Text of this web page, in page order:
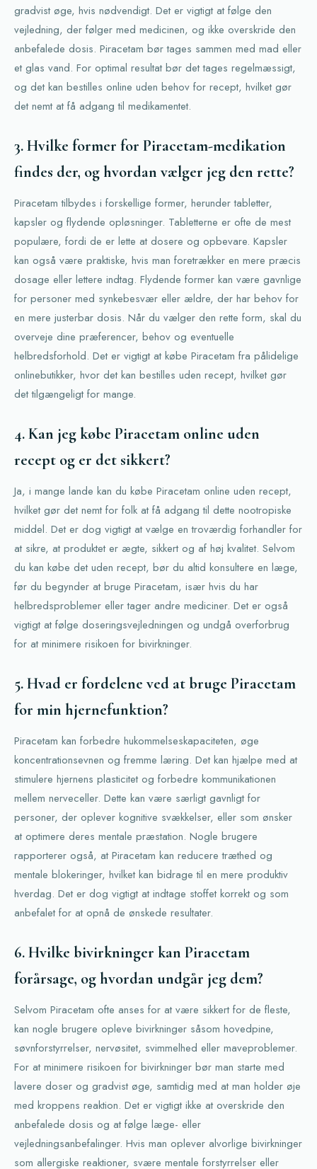
gradvist øge, hvis nødvendigt. Det er vigtigt at følge den
vejledning, der følger med medicinen, og ikke overskride den
anbefalede dosis. Piracetam bør tages sammen med mad eller
et glas vand. For optimal resultat bør det tages regelmæssigt,
og det kan bestilles online uden behov for recept, hvilket gør
det nemt at få adgang til medikamentet.
3. Hvilke former for Piracetam-medikation
findes der, og hvordan vælger jeg den rette?
Piracetam tilbydes i forskellige former, herunder tabletter,
kapsler og flydende opløsninger. Tabletterne er ofte de mest
populære, fordi de er lette at dosere og opbevare. Kapsler
kan også være praktiske, hvis man foretrækker en mere præcis
dosage eller lettere indtag. Flydende former kan være gavnlige
for personer med synkebesvær eller ældre, der har behov for
en mere justerbar dosis. Når du vælger den rette form, skal du
overveje dine præferencer, behov og eventuelle
helbredsforhold. Det er vigtigt at købe Piracetam fra pålidelige
onlinebutikker, hvor det kan bestilles uden recept, hvilket gør
det tilgængeligt for mange.
4. Kan jeg købe Piracetam online uden
recept og er det sikkert?
Ja, i mange lande kan du købe Piracetam online uden recept,
hvilket gør det nemt for folk at få adgang til dette nootropiske
middel. Det er dog vigtigt at vælge en troværdig forhandler for
at sikre, at produktet er ægte, sikkert og af høj kvalitet. Selvom
du kan købe det uden recept, bør du altid konsultere en læge,
før du begynder at bruge Piracetam, især hvis du har
helbredsproblemer eller tager andre mediciner. Det er også
vigtigt at følge doseringsvejledningen og undgå overforbrug
for at minimere risikoen for bivirkninger.
5. Hvad er fordelene ved at bruge Piracetam
for min hjernefunktion?
Piracetam kan forbedre hukommelseskapaciteten, øge
koncentrationsevnen og fremme læring. Det kan hjælpe med at
stimulere hjernens plasticitet og forbedre kommunikationen
mellem nerveceller. Dette kan være særligt gavnligt for
personer, der oplever kognitive svækkelser, eller som ønsker
at optimere deres mentale præstation. Nogle brugere
rapporterer også, at Piracetam kan reducere træthed og
mentale blokeringer, hvilket kan bidrage til en mere produktiv
hverdag. Det er dog vigtigt at indtage stoffet korrekt og som
anbefalet for at opnå de ønskede resultater.
6. Hvilke bivirkninger kan Piracetam
forårsage, og hvordan undgår jeg dem?
Selvom Piracetam ofte anses for at være sikkert for de fleste,
kan nogle brugere opleve bivirkninger såsom hovedpine,
søvnforstyrrelser, nervøsitet, svimmelhed eller maveproblemer.
For at minimere risikoen for bivirkninger bør man starte med
lavere doser og gradvist øge, samtidig med at man holder øje
med kroppens reaktion. Det er vigtigt ikke at overskride den
anbefalede dosis og at følge læge- eller
vejledningsanbefalinger. Hvis man oplever alvorlige bivirkninger
som allergiske reaktioner, svære mentale forstyrrelser eller